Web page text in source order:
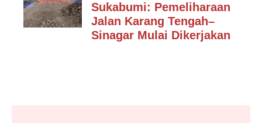
Sukabumi: Pemeliharaan
Jalan Karang Tengah–
Sinagar Mulai Dikerjakan